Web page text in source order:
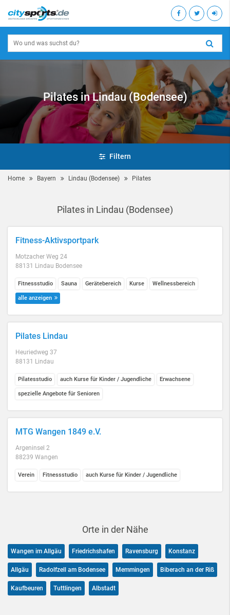
Pilates in Lindau (Bodensee)
Filtern
Home Bayern Lindau (Bodensee) Pilates
Pilates in Lindau (Bodensee)
Fitness-Aktivsportpark
Motzacher Weg 24
88131 Lindau Bodensee
Fitnessstudio Sauna Gerätebereich Kurse Wellnessbereich
alle anzeigen
Pilates Lindau
Heuriedweg 37
88131 Lindau
Pilatesstudio auch Kurse für Kinder / Jugendliche Erwachsene
spezielle Angebote für Senioren
MTG Wangen 1849 e.V.
Argeninsel 2
88239 Wangen
Verein Fitnessstudio auch Kurse für Kinder / Jugendliche
Orte in der Nähe
Wangen im Allgäu Friedrichshafen Ravensburg Konstanz
Allgäu Radolfzell am Bodensee Memmingen Biberach an der Riß
Kaufbeuren Tuttlingen Albstadt